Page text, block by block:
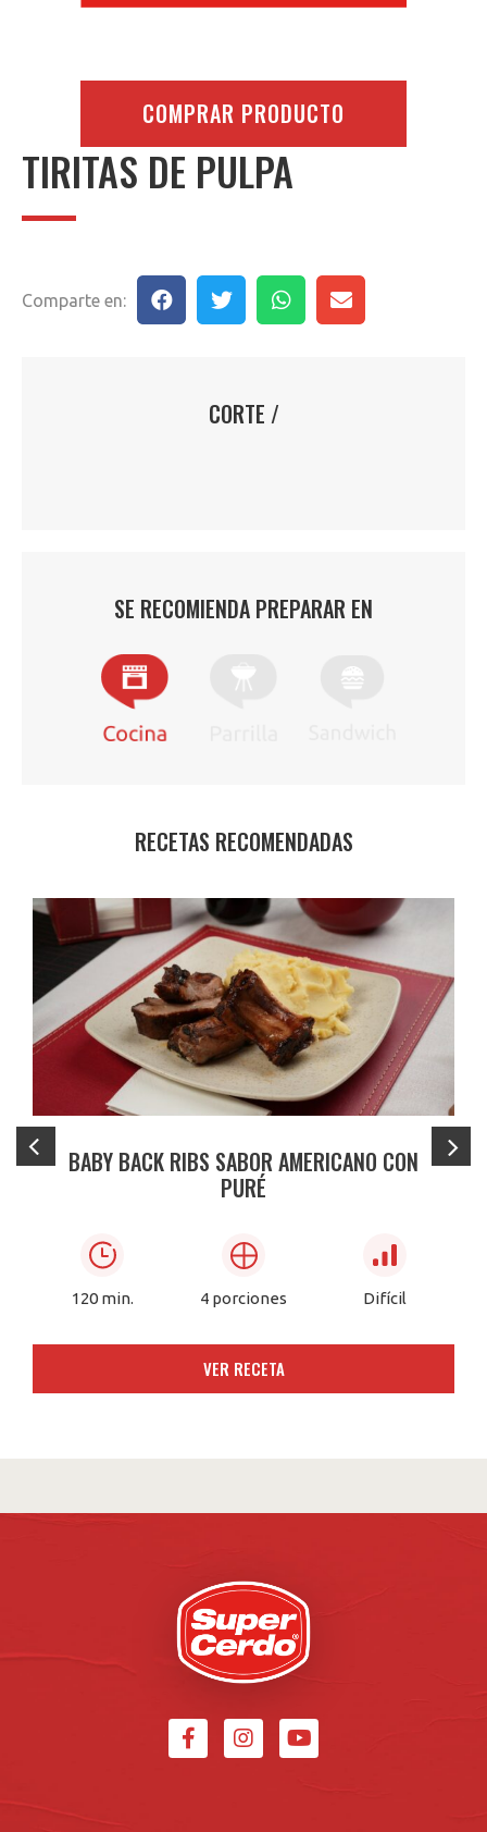
TIRITAS DE PULPA
Comparte en:
COMPRAR PRODUCTO
CORTE /
SE RECOMIENDA PREPARAR EN
RECETAS RECOMENDADAS
BABY BACK RIBS SABOR AMERICANO CON
PURÉ
120 min. 4 porciones Difícil
VER RECETA